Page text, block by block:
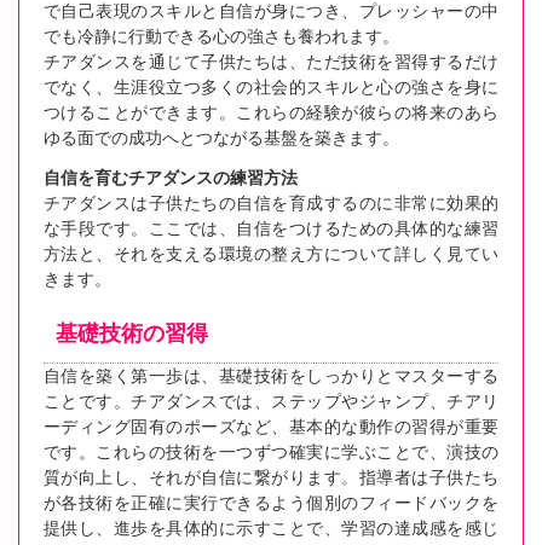
で自己表現のスキルと自信が身につき、プレッシャーの中
でも冷静に行動できる心の強さも養われます。
チアダンスを通じて子供たちは、ただ技術を習得するだけ
でなく、生涯役立つ多くの社会的スキルと心の強さを身に
つけることができます。これらの経験が彼らの将来のあら
ゆる面での成功へとつながる基盤を築きます。
自信を育むチアダンスの練習方法
チアダンスは子供たちの自信を育成するのに非常に効果的
な手段です。ここでは、自信をつけるための具体的な練習
方法と、それを支える環境の整え方について詳しく見てい
きます。
基礎技術の習得
自信を築く第一歩は、基礎技術をしっかりとマスターする
ことです。チアダンスでは、ステップやジャンプ、チアリ
ーディング固有のポーズなど、基本的な動作の習得が重要
です。これらの技術を一つずつ確実に学ぶことで、演技の
質が向上し、それが自信に繋がります。指導者は子供たち
が各技術を正確に実行できるよう個別のフィードバックを
提供し、進歩を具体的に示すことで、学習の達成感を感じ